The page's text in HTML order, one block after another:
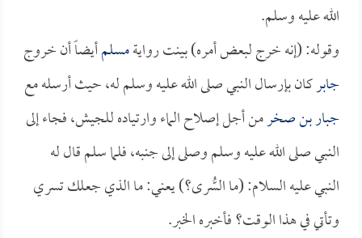
الله عليه وسلم.
وقوله: (إنه خرج لبعض أمره) بينت روايةمسلمأيضاً أن خروج
جابركان بإرسال النبي صلى الله عليه وسلم له، حيث أرسله مع
جبار بن صخرمن أجل إصلاح الماء وارتياده للجيش، فجاء إلى
النبي صلى الله عليه وسلم وصلى إلى جنبه، فلما سلم قال له
النبي عليه السلام: (ما السُّرى؟) يعني: ما الذي جعلك تسري
وتأتي في هذا الوقت؟ فأخبره الخبر.